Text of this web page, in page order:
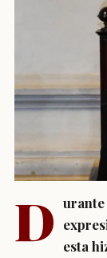
D urante
esta